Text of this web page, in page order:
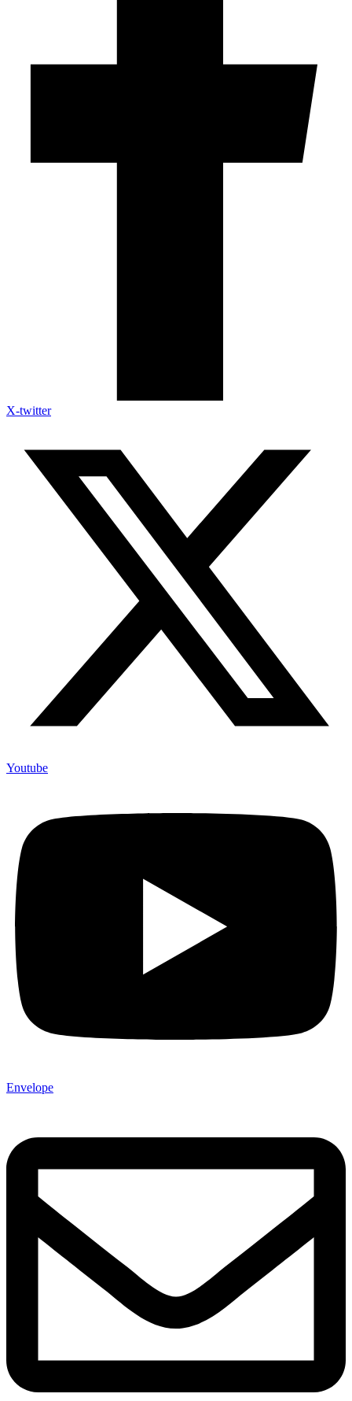
X-twitter
Youtube
Envelope